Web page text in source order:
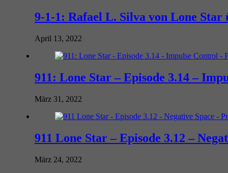
9-1-1: Rafael L. Silva von Lone
April 13, 2022
911: Lone Star – Episode 3.14 –
März 31, 2022
911 Lone Star – Episode 3.12 –
März 24, 2022